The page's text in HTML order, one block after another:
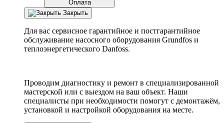
Оплата
Закрыть
Для вас сервисное гарантийное и постгарантийное
обслуживание насосного оборудования Grundfos и
теплоэнергетического Danfoss.
Проводим диагностику и ремонт в специализированной
мастерской или с выездом на ваш объект. Наши
специалисты при необходимости помогут с демонтажём,
установкой и настройкой оборудования на месте.